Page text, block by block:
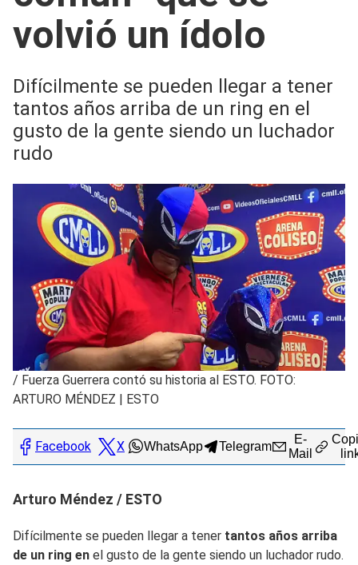
volvió un ídolo
Difícilmente se pueden llegar a tener
tantos años arriba de un ring en el
gusto de la gente siendo un luchador
rudo
/ Fuerza Guerrera contó su historia al ESTO. FOTO:
ARTURO MÉNDEZ | ESTO
Facebook X WhatsApp Telegram
E-
Mail
Arturo Méndez / ESTO
Difícilmente se pueden llegar a tener tantos años arriba
de un ring en el gusto de la gente siendo un luchador rudo.